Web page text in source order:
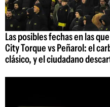
Las posibles fechas en las
City Torque vs Peñarol: el
clásico, y el ciudadano